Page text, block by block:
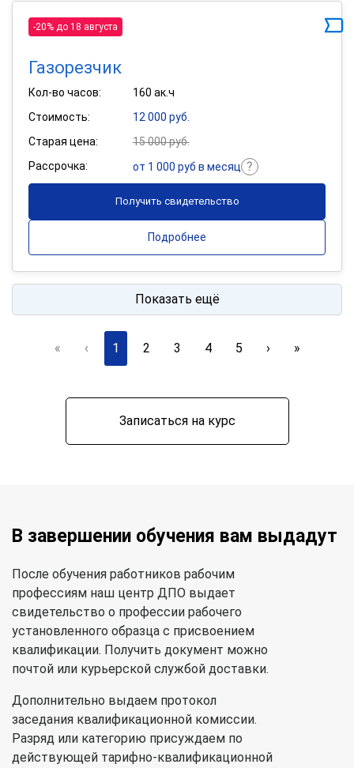
-20% до 18 августа
Газорезчик
Кол-во часов:
160 ак.ч
Стоимость:
12 000 руб.
Старая цена:
15 000 руб.
Рассрочка:
от 1 000 руб в месяц
Получить свидетельство
Подробнее
Показать ещё
« ‹ 1 2 3 4 5 › »
Записаться на курс
В завершении обучения вам выдадут
После обучения работников рабочим
профессиям наш центр ДПО выдает
свидетельство о профессии рабочего
установленного образца с присвоением
квалификации. Получить документ можно
почтой или курьерской службой доставки.
Дополнительно выдаем протокол
заседания квалификационной комиссии.
Разряд или категорию присуждаем по
действующей тарифно-квалификационной